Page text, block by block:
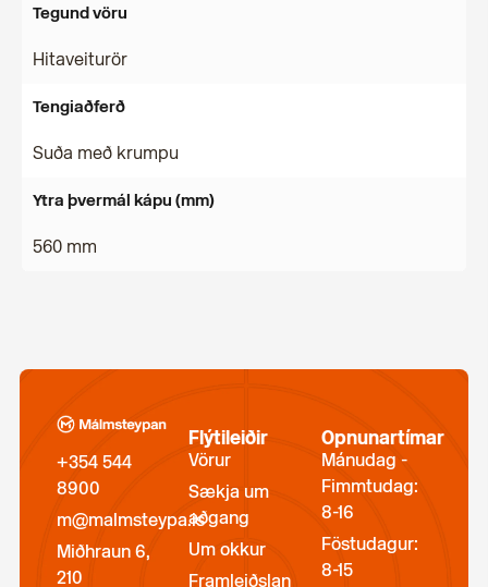
Tegund vöru
Hitaveiturör
Tengiaðferð
Suða með krumpu
Ytra þvermál kápu (mm)
560 mm
+354 544
8900
m@malmsteypa.is
Miðhraun 6,
210
Flýtileiðir
Vörur
Sækja um
aðgang
Um okkur
Framleiðslan
Opnunartímar
Mánudag -
Fimmtudag:
8-16
Föstudagur:
8-15